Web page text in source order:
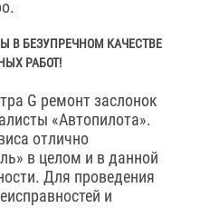
В БЕЗУПРЕЧНОМ КАЧЕСТВЕ
РАБОТ!
G ремонт заслонок
«Автопилота».
отлично
в целом и в данной
Для проведения
и